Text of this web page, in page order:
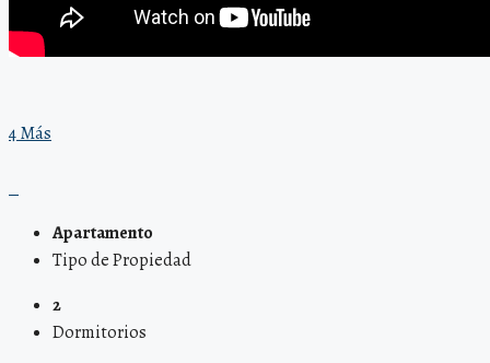
4 Más
Apartamento
Tipo de Propiedad
2
Dormitorios